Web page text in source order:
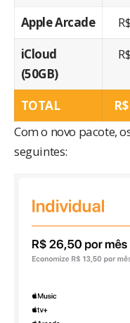
Apple Arcade
iCloud
(50GB)
TOTAL
Com o novo pacote,
seguintes: